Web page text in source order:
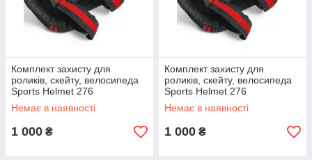
Комплект захисту для
роликів, скейту, велосипеда
Sports Helmet 276
Немає в наявності
1 000 ₴
Комплект захисту для
роликів, скейту, велосипеда
Sports Helmet 276
Немає в наявності
1 000 ₴